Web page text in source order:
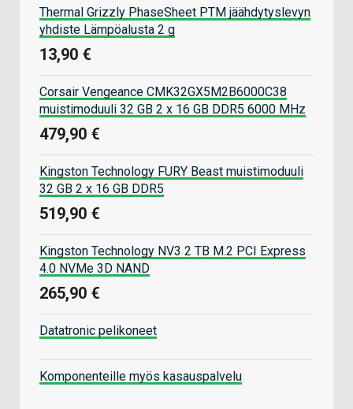
Thermal Grizzly PhaseSheet PTM jäähdytyslevyn
yhdiste Lämpöalusta 2 g
13,90 €
Corsair Vengeance CMK32GX5M2B6000C38
muistimoduuli 32 GB 2 x 16 GB DDR5 6000 MHz
479,90 €
Kingston Technology FURY Beast muistimoduuli
32 GB 2 x 16 GB DDR5
519,90 €
Kingston Technology NV3 2 TB M.2 PCI Express
4.0 NVMe 3D NAND
265,90 €
Datatronic pelikoneet
Komponenteille myös kasauspalvelu